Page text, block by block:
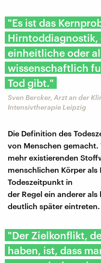
"Es ist das
Hirntoddiagnostik,
einheitliche oder
wissenschaftlich
Tod gibt."
Sven Bercker, Arzt an der
Intensivtherapie Leipzig
Die Definition des
von Menschen
mehr existierenden
menschlichen Körper
Todeszeitpunkt in
der Regel ein anderer
deutlich später eintreten.
"Der Zielkonflikt,
haben, ist, dass